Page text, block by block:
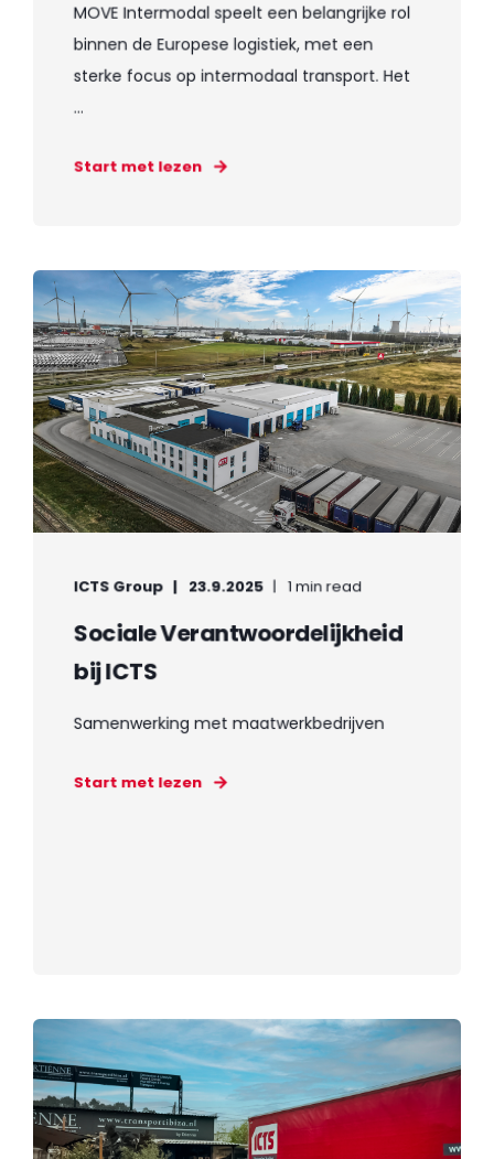
MOVE Intermodal speelt een belangrijke rol
binnen de Europese logistiek, met een
sterke focus op intermodaal transport. Het
...
Start met lezen
ICTS Group 23.9.2025 1 min read
Sociale Verantwoordelijkheid
bij ICTS
Samenwerking met maatwerkbedrijven
Start met lezen